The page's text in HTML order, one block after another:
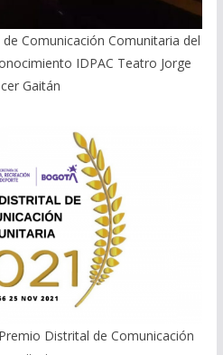
Comunicación Comunitaria del
IDPAC Teatro Jorge
Gaitán
Distrital de Comunicación